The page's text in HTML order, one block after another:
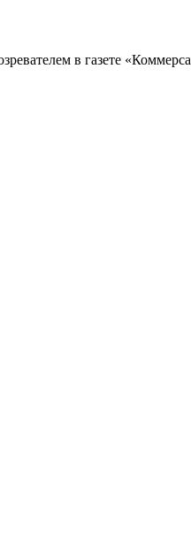
в газете